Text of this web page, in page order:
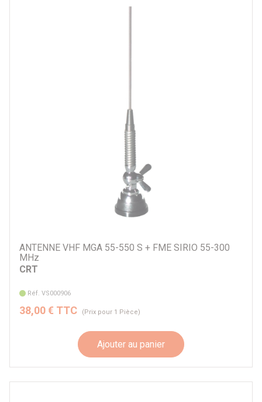
ANTENNE VHF MGA 55-550 S + FME SIRIO 55-300
MHz
CRT
Réf. VS000906
38,00 € TTC (Prix pour 1 Pièce)
Ajouter au panier